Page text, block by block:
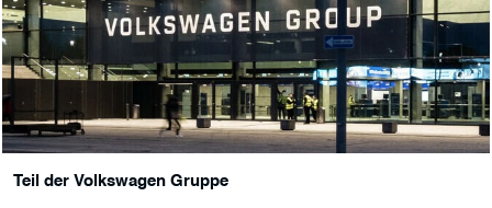
Teil der Volkswagen Gruppe